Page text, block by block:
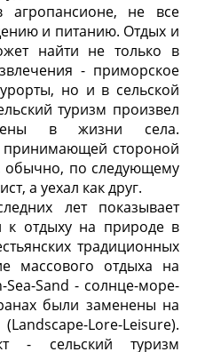
не все
и питанию. Отдых и
найти не только в
- приморское
но и в сельской
туризм произвел
в жизни села.
стороной
обычно, по следующему
а уехал как друг.
лет показывает
к отдыху на природе в
традиционных
массового отдыха на
Sea-Sand - солнце-море-
были заменены на
Lore-Leisure).
- сельский туризм